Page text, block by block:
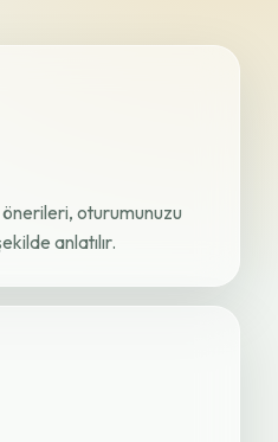
oturumunuzu
anlatılır.